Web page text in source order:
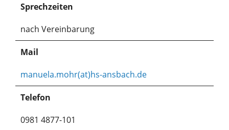
Sprechzeiten
nach Vereinbarung
Mail
manuela.mohr(at)hs-ansbach.de
Telefon
0981 4877-101